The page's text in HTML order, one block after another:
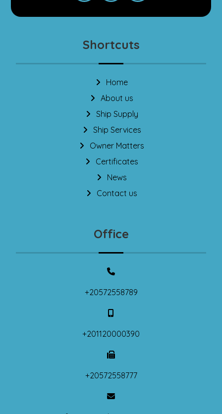
Shortcuts
Home
About us
Ship Supply
Ship Services
Owner Matters
Certificates
News
Contact us
Office
+20572558789
+201120000390
+20572558777